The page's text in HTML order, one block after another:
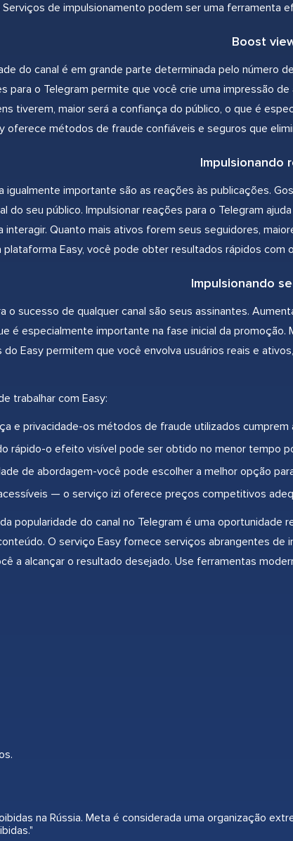
de impulsionamento podem ser uma ferramenta
Boost
do canal é em grande parte determinada pelo número
para o Telegram permite que você crie uma impressão
tiverem, maior será a confiança do público, o que é
oferece métodos de fraude confiáveis e seguros que
Impulsionando
igualmente importante são as reações às publicações.
do seu público. Impulsionar reações para o Telegram
interagir. Quanto mais ativos forem seus seguidores,
plataforma Easy, você pode obter resultados rápidos com
Impulsionando
o sucesso de qualquer canal são seus assinantes.
é especialmente importante na fase inicial da
do Easy permitem que você envolva usuários reais e
trabalhar com Easy:
e privacidade-os métodos de fraude utilizados
rápido-o efeito visível pode ser obtido no menor tempo
de abordagem-você pode escolher a melhor opção
— o serviço izi oferece preços competitivos
popularidade do canal no Telegram é uma oportunidade
O serviço Easy fornece serviços abrangentes de
a alcançar o resultado desejado. Use ferramentas
na Rússia. Meta é considerada uma organização